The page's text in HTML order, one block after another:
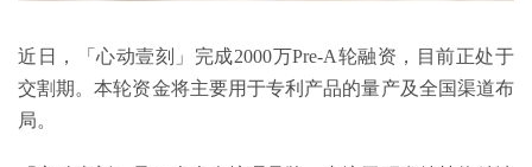
近日，「心动壹刻」完成2000万Pre-A轮融资，目前正处于
交割期。本轮资金将主要用于专利产品的量产及全国渠道布
局。